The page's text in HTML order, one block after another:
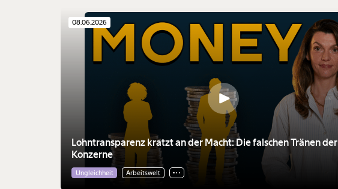
08.06.2026
Lohntransparenz kratzt an der Macht: Die falschen Tränen der
Konzerne
Ungleichheit Arbeitswelt